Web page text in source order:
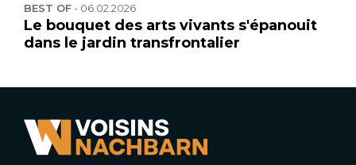
BEST OF- 06.02.2026
Le bouquet des arts vivants s'épanouit
dans le jardin transfrontalier